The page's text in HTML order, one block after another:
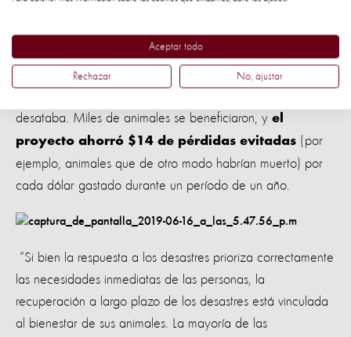
A través de las presas de agua y los pastos mejorados
resistentes a la sequía, los propietarios de ganado pudieron
desataba. Miles de animales se beneficiaron, y el
proyecto ahorró $14 de pérdidas evitadas (por
ejemplo, animales que de otro modo habrían muerto) por
cada dólar gastado durante un período de un año.
“Si bien la respuesta a los desastres prioriza correctamente
las necesidades inmediatas de las personas, la
recuperación a largo plazo de los desastres está vinculada
al bienestar de sus animales. La mayoría de las
Aceptar todo
Rechazar No, ajustar